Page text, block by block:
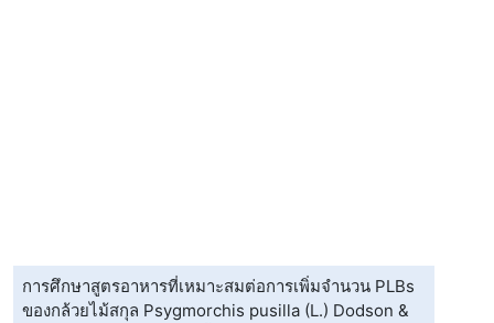
การศึกษาสูตรอาหารที่เหมาะสมต่อการเพิ่มจำนวน PLBs
ของกล้วยไม้สกุล Psygmorchis pusilla (L.) Dodson &